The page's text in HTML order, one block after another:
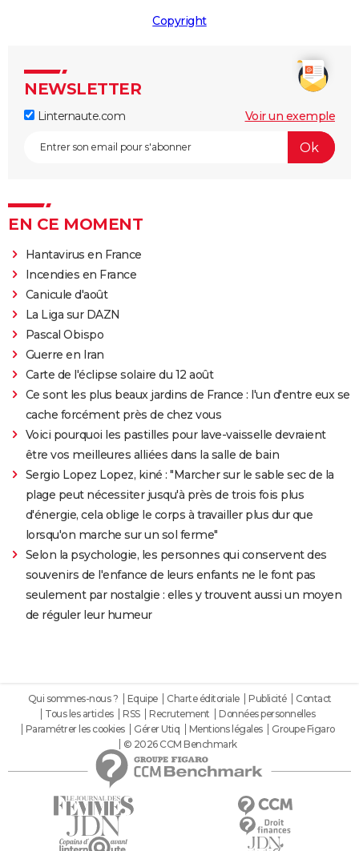
Copyright
NEWSLETTER
Linternaute.com Voir un exemple
EN CE MOMENT
Hantavirus en France
Incendies en France
Canicule d'août
La Liga sur DAZN
Pascal Obispo
Guerre en Iran
Carte de l'éclipse solaire du 12 août
Ce sont les plus beaux jardins de France : l'un d'entre eux se
cache forcément près de chez vous
Voici pourquoi les pastilles pour lave-vaisselle devraient
être vos meilleures alliées dans la salle de bain
Sergio Lopez Lopez, kiné : "Marcher sur le sable sec de la
plage peut nécessiter jusqu'à près de trois fois plus
d'énergie, cela oblige le corps à travailler plus dur que
lorsqu'on marche sur un sol ferme"
Selon la psychologie, les personnes qui conservent des
souvenirs de l'enfance de leurs enfants ne le font pas
seulement par nostalgie : elles y trouvent aussi un moyen
de réguler leur humeur
Qui sommes-nous ? Equipe Charte éditoriale Publicité
Contact
Tous les articles
RSS Recrutement
Données personnelles
Paramétrer les cookies
Gérer Utiq Mentions légales
Groupe Figaro
© 2026 CCM Benchmark